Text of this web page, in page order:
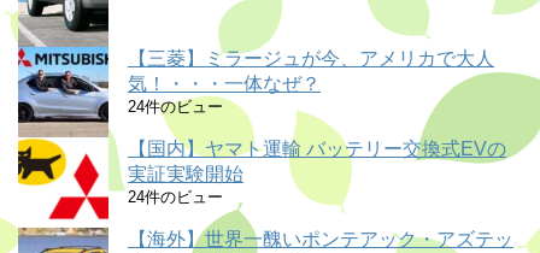
【三菱】ミラージュが今、アメリカで大人
気！・・・一体なぜ？
24件のビュー
【国内】ヤマト運輸 バッテリー交換式EVの
実証実験開始
24件のビュー
【海外】世界一醜いポンテアック・アズテッ